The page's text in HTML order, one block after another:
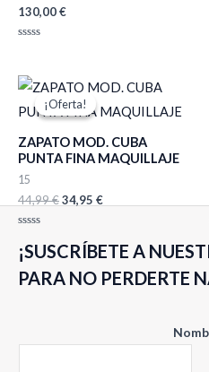
130,00€
de
5
¡Oferta!
¡Oferta!
ZAPATO MOD. CUBA
PUNTA FINA MAQUILLAJE
15
44,99€
El
precio
original
44,99 €.
34,95 €
El
precio
actual
34,95 €.
con
0
5
¡SUSCRÍBETE A
PARA NO PERDERTE